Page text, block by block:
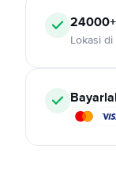
Lokasi